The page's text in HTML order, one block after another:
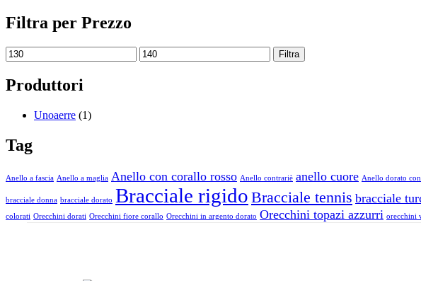
Filtra per Prezzo
Filtra
Produttori
Unoaerre (1)
Tag
Anello a fascia Anello a maglia Anello con corallo rosso Anello contrariè anello cuore Anello dorato
bracciale donna bracciale dorato Bracciale rigido Bracciale tennis bracciale
colorati Orecchini dorati Orecchini fiore corallo Orecchini in argento dorato Orecchini topazi azzurri orecchini